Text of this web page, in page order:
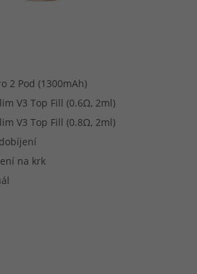
2 Pod (1300mAh)
V3 Top Fill (0.6Ω, 2ml)
V3 Top Fill (0.8Ω, 2ml)
na krk